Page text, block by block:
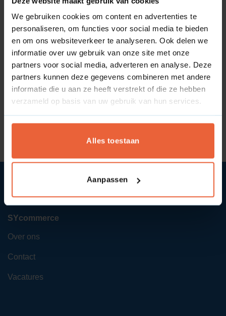
We gebruiken cookies om content en advertenties te
personaliseren, om functies voor social media te bieden
en om ons websiteverkeer te analyseren. Ook delen we
informatie over uw gebruik van onze site met onze
partners voor social media, adverteren en analyse. Deze
partners kunnen deze gegevens combineren met andere
informatie die u aan ze heeft verstrekt of die ze hebben
verzameld op basis van uw gebruik van hun services.
Alles toestaan
Aanpassen
behouden van voldoende reserves voor stabiliteit is een
van de belangrijkste taken binnen financieel management.
Wat is reputatieschade? Wat is de resolutie?
SYcommerce
Over ons
Contact
Vacatures